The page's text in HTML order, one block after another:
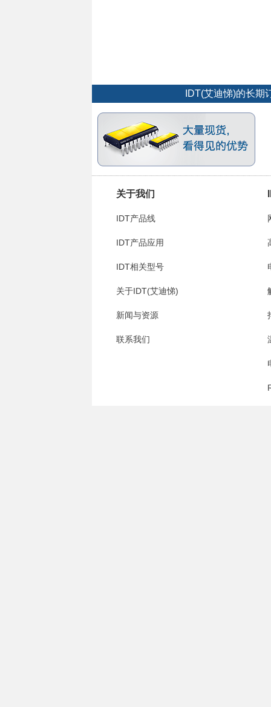
IDT(艾迪悌)的长
关于我们
IDT产品线
IDT产品应用
IDT相关型号
关于IDT(艾迪悌)
新闻与资源
联系我们